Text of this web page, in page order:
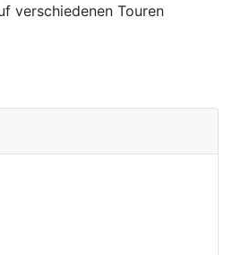
verschiedenen Touren